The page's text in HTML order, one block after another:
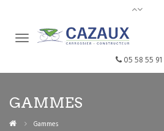
05 58 55 91
GAMMES
Gammes